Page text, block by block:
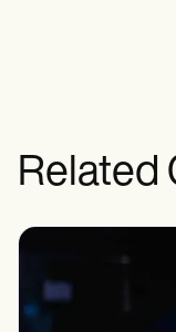
Related